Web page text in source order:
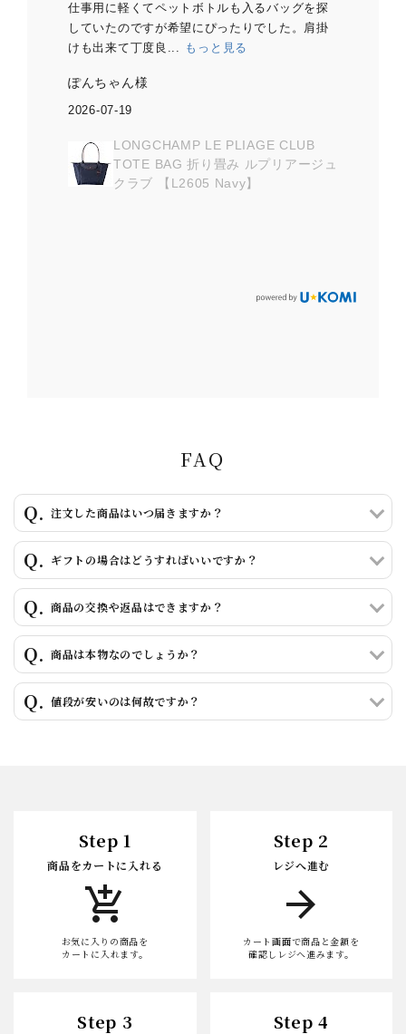
仕事用に軽くてペットボトルも入るバッグを探
していたのですが希望にぴったりでした。肩掛
けも出来て丁度良...
もっと見る
ぽんちゃん様
2026-07-19
LONGCHAMP LE PLIAGE CLUB
TOTE BAG 折り畳み ルプリアージュ
クラブ 【L2605 Navy】
カテゴリー
検索する
FAQ
注文した商品はいつ届きますか？
ギフトの場合はどうすればいいですか？
商品の交換や返品はできますか？
商品は本物なのでしょうか？
値段が安いのは何故ですか？
Step 1
商品をカートに入れる
add_shopping_cart
お気に入りの商品を
カートに入れます。
Step 2
レジへ進む
arrow_forward
カート画面で商品と金額を
確認しレジへ進みます。
Step 3 Step 4